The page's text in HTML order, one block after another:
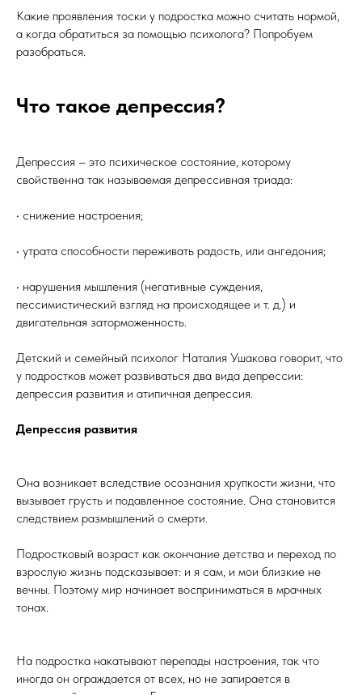
Какие проявления тоски у подростка можно считать нормой,
а когда обратиться за помощью психолога? Попробуем
разобраться.
Что такое депрессия?
Депрессия – это психическое состояние, которому
свойственна так называемая депрессивная триада:
• снижение настроения;
• утрата способности переживать радость, или ангедония;
• нарушения мышления (негативные суждения,
пессимистический взгляд на происходящее и т. д.) и
двигательная заторможенность.
Детский и семейный психолог Наталия Ушакова говорит, что
у подростков может развиваться два вида депрессии:
депрессия развития и атипичная депрессия.
Депрессия развития
Она возникает вследствие осознания хрупкости жизни, что
вызывает грусть и подавленное состояние. Она становится
следствием размышлений о смерти.
Подростковый возраст как окончание детства и переход по
взрослую жизнь подсказывает: и я сам, и мои близкие не
вечны. Поэтому мир начинает восприниматься в мрачных
тонах.
На подростка накатывают перепады настроения, так что
иногда он ограждается от всех, но не запирается в